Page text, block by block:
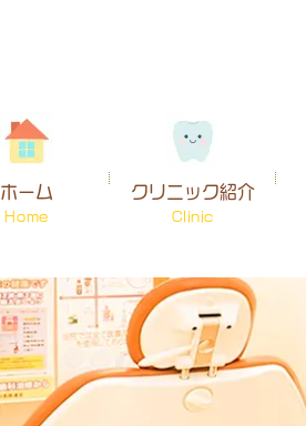
ホーム
Home
クリニック紹介
Clinic